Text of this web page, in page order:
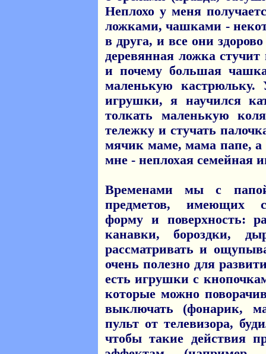
Неплохо у меня
ложками, чашками -
в друга, и все они
деревянная ложка
и почему большая
маленькую
игрушки, я научился
толкать маленькую
тележку и стучать
мячик маме, мама папе, а
мне - неплохая семейная
Временами мы с
предметов, имеющих
форму и поверхность:
канавки, бороздки,
рассматривать и
очень полезно для
есть игрушки с
которые можно
выключать (фонарик,
пульт от телевизора,
чтобы такие действия